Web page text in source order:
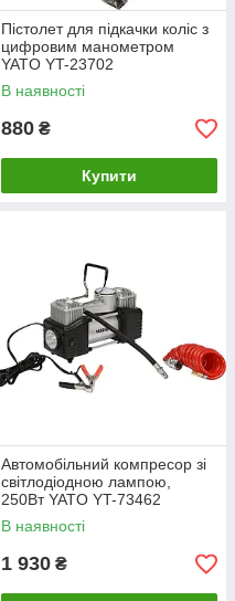
Пістолет для підкачки коліс з
цифровим манометром
YATO YT-23702
В наявності
880 ₴
Купити
Автомобільний компресор зі
світлодіодною лампою,
250Вт YATO YT-73462
В наявності
1 930 ₴